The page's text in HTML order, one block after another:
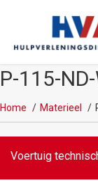
P-115-
Home Materieel
Voertuig